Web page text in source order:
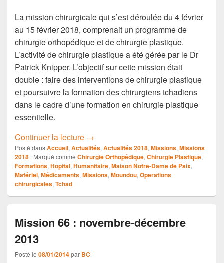
La mission chirurgicale qui s’est déroulée du 4 février
au 15 février 2018, comprenait un programme de
chirurgie orthopédique et de chirurgie plastique.
L’activité de chirurgie plastique a été gérée par le Dr
Patrick Knipper. L’objectif sur cette mission était
double : faire des interventions de chirurgie plastique
et poursuivre la formation des chirurgiens tchadiens
dans le cadre d’une formation en chirurgie plastique
essentielle.
Continuer la lecture MISSION CHIRURGICALE N°81-
→
Posté dansAccueil,Actualités,Actualités 2018,Missions,Missions
2018 | Marqué comme Chirurgie Orthopédique,Chirurgie Plastique,
Formations,Hopital,Humanitaire,Maison Notre-Dame de Paix,
Matériel,Médicaments,Missions,Moundou,Operations
chirurgicales,Tchad
Mission 66 : novembre-décembre
2013
Posté le 08/01/2014par BC